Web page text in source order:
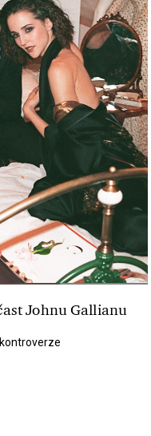
Johnu Gallianu